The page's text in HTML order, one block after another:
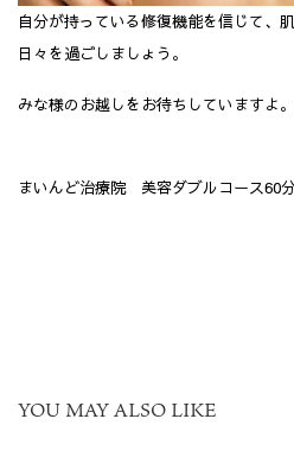
自分が持っている修復機能を信じて、
日々を過ごしましょう。
みな様のお越しをお待ちしていますよ。
まいんど治療院 美容ダブルコース60
YOU MAY ALSO LIKE